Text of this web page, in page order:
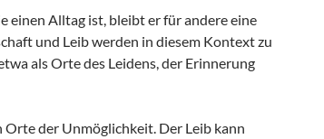
einen Alltag ist, bleibt er für andere eine
und Leib werden in diesem Kontext zu
als Orte des Leidens, der Erinnerung
Orte der Unmöglichkeit. Der Leib kann